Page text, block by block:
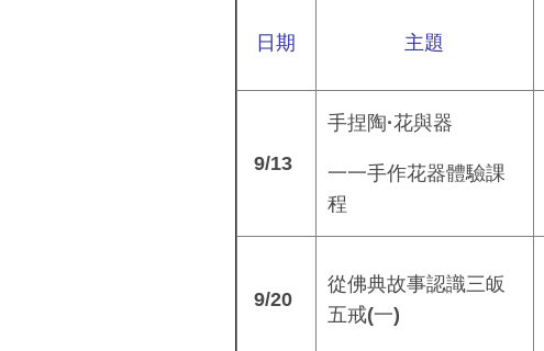
日期 主題
9/13
手捏陶·花與器
一一手作花器體驗課
程
9/20
從佛典故事認識三皈
五戒(一)